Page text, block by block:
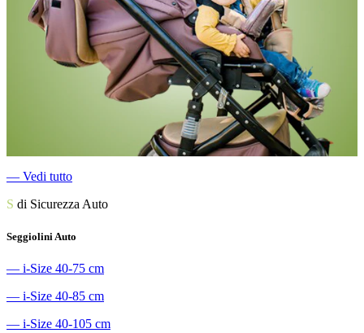
― Vedi tutto
S di Sicurezza Auto
Seggiolini Auto
― i-Size 40-75 cm
― i-Size 40-85 cm
― i-Size 40-105 cm